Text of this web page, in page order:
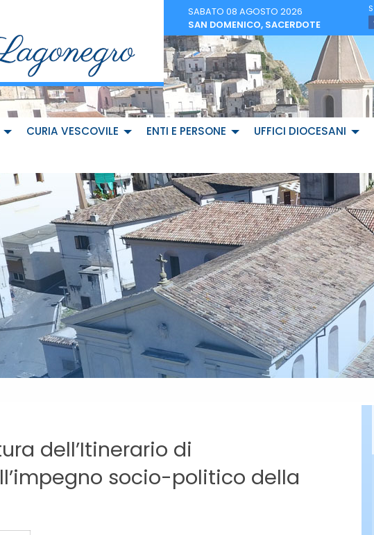
SABATO 08 AGOSTO 2026
SAN DOMENICO, SACERDOTE
CURIA VESCOVILE ENTI E PERSONE UFFICI DIOCESANI
dell’Itinerario di
socio-politico della